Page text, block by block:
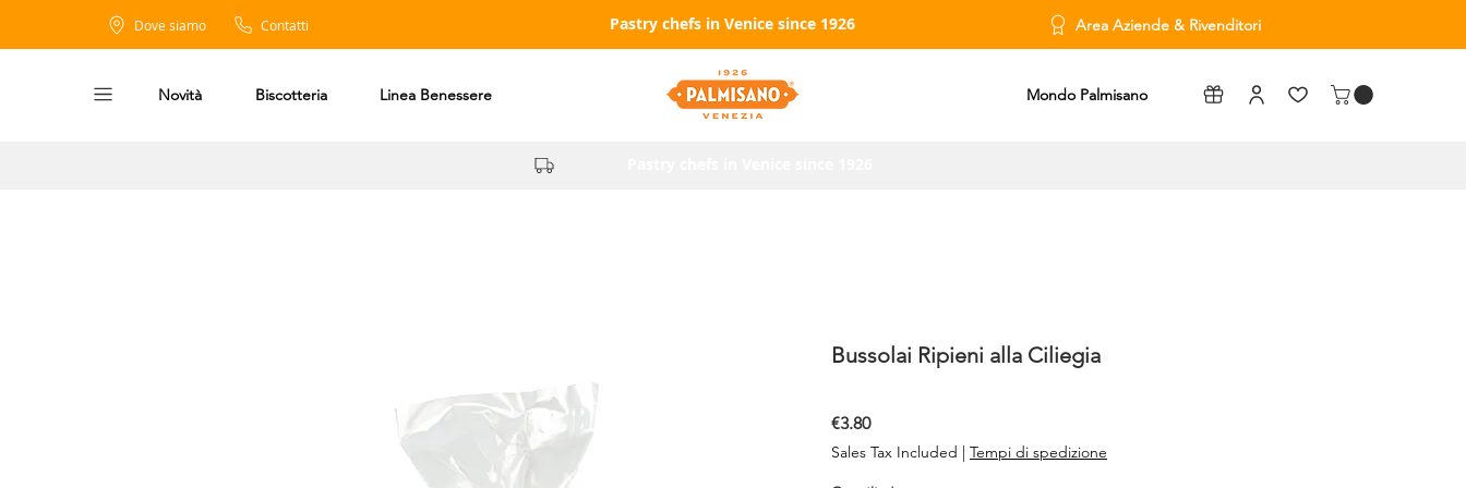
Dove siamo Contatti Pastry chefs in Venice since 1926 Area Aziende & Rivenditori
Novità Biscotteria Linea Benessere Mondo Palmisano
Bussolai Ripieni alla Ciliegia
€3.80Price
Sales Tax Included | Tempi di spedizione